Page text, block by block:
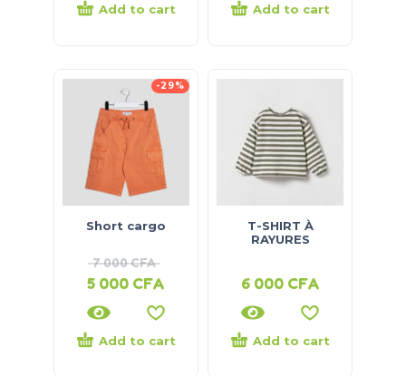
Add to cart Add to cart
-29%
Short cargo
7 000CFA
5 000 CFA
Add to cart
T-SHIRT À
RAYURES
6 000 CFA
Add to cart